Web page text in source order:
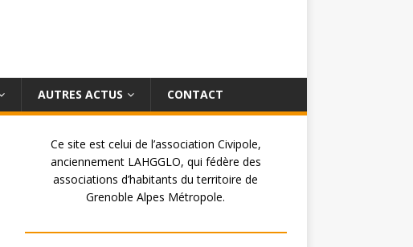
AUTRES ACTUS CONTACT
Ce site est celui de l’association Civipole,
anciennement LAHGGLO, qui fédère des
associations d’habitants du territoire de
Grenoble Alpes Métropole.